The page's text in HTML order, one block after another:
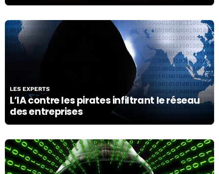
L’IA contre les pirates infiltrant le réseau
des entreprises
LES EXPERTS
27/02/19